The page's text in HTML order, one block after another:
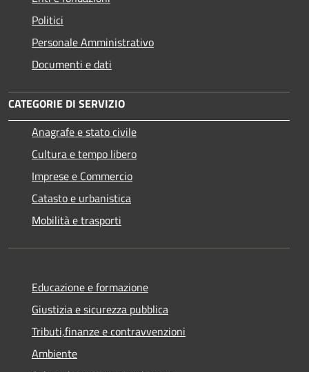
Politici
Personale Amministrativo
Documenti e dati
CATEGORIE DI SERVIZIO
Anagrafe e stato civile
Cultura e tempo libero
Imprese e Commercio
Catasto e urbanistica
Mobilità e trasporti
Educazione e formazione
Giustizia e sicurezza pubblica
Tributi,finanze e contravvenzioni
Ambiente